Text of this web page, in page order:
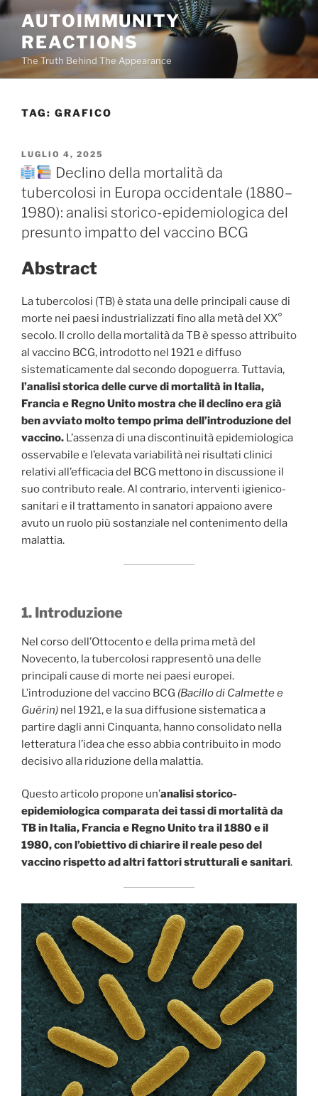
Salta
contenuto
AUTOIMMUNITY
REACTIONS
The Truth Behind The Appearance
TAG: GRAFICO
PUBBLICATO
IL
LUGLIO 4, 2025
Declino della mortalità da
tubercolosi in Europa occidentale (1880–
1980): analisi storico-epidemiologica del
presunto impatto del vaccino BCG
Abstract
La tubercolosi (TB) è stata una delle principali cause di
morte nei paesi industrializzati fino alla metà del XX°
secolo. Il crollo della mortalità da TB è spesso attribuito
al vaccino BCG, introdotto nel 1921 e diffuso
sistematicamente dal secondo dopoguerra. Tuttavia,
l’analisi storica delle curve di mortalità in Italia,
Francia e Regno Unito mostra che il declino era già
ben avviato molto tempo prima dell’introduzione del
vaccino. L’assenza di una discontinuità epidemiologica
osservabile e l’elevata variabilità nei risultati clinici
relativi all’efficacia del BCG mettono in discussione il
suo contributo reale. Al contrario, interventi igienico-
sanitari e il trattamento in sanatori appaiono avere
avuto un ruolo più sostanziale nel contenimento della
malattia.
1. Introduzione
Nel corso dell’Ottocento e della prima metà del
Novecento, la tubercolosi rappresentò una delle
principali cause di morte nei paesi europei.
L’introduzione del vaccino BCG (Bacillo di Calmette e
Guérin) nel 1921, e la sua diffusione sistematica a
partire dagli anni Cinquanta, hanno consolidato nella
letteratura l’idea che esso abbia contribuito in modo
decisivo alla riduzione della malattia.
Questo articolo propone un’analisi storico-
epidemiologica comparata dei tassi di mortalità da
TB in Italia, Francia e Regno Unito tra il 1880 e il
1980, con l’obiettivo di chiarire il reale peso del
vaccino rispetto ad altri fattori strutturali e sanitari.